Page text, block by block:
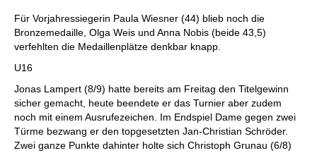
Für Vorjahressiegerin Paula Wiesner (44) blieb noch die
Bronzemedaille, Olga Weis und Anna Nobis (beide 43,5)
verfehlten die Medaillenplätze denkbar knapp.
U16
Jonas Lampert (8/9) hatte bereits am Freitag den Titelgewinn
sicher gemacht, heute beendete er das Turnier aber zudem
noch mit einem Ausrufezeichen. Im Endspiel Dame gegen zwei
Türme bezwang er den topgesetzten Jan-Christian Schröder.
Zwei ganze Punkte dahinter holte sich Christoph Grunau (6/8)